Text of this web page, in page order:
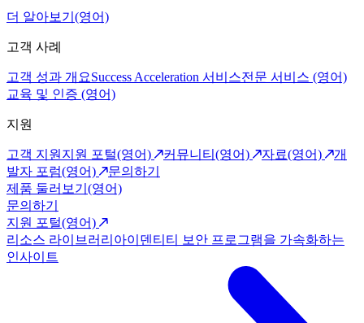
더 알아보기(영어)
고객 사례
고객 성과 개요Success Acceleration 서비스전문 서비스 (영어)
교육 및 인증 (영어)
지원
고객 지원 지원 포털(영어) 커뮤니티(영어) 자료(영어)
개
발자 포럼(영어)
문의하기
제품 둘러보기(영어)
문의하기
지원 포털(영어)
리소스 라이브러리 아이덴티티 보안 프로그램을 가속화하는
인사이트